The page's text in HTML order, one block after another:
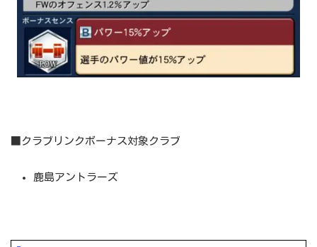
■クラブリンクボーナス対象クラブ
鹿島アントラーズ